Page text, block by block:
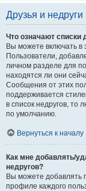
Друзья и недруги
Что означают списки
Вы можете включать в
Пользователи,
личном разделе для
находятся ли они
Сообщения от этих
поддерживается
в список недругов,
по умолчанию.
Вернуться к началу
Как мне добавлять/
недругов?
Вы можете добавлять
профиле каждого